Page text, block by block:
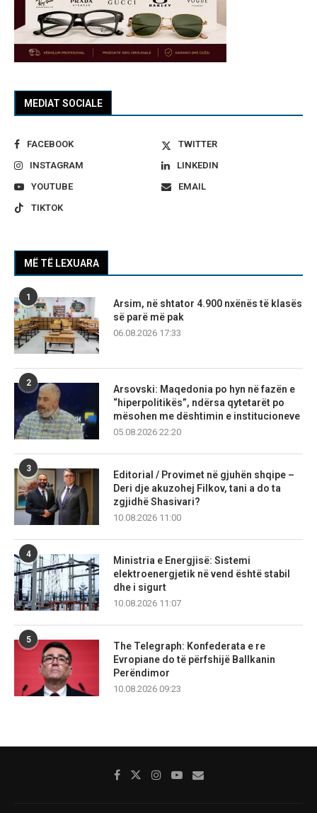
MEDIAT SOCIALE
FACEBOOK
TWITTER
INSTAGRAM
LINKEDIN
YOUTUBE
EMAIL
TIKTOK
MË TË LEXUARA
1
Arsim, në shtator 4.900 nxënës të klasës
së parë më pak
06.08.2026 17:33
2
Arsovski: Maqedonia po hyn në fazën e
“hiperpolitikës”, ndërsa qytetarët po
mësohen me dështimin e institucioneve
05.08.2026 22:20
3
Editorial / Provimet në gjuhën shqipe –
Deri dje akuzohej Filkov, tani a do ta
zgjidhë Shasivari?
10.08.2026 11:00
4
Ministria e Energjisë: Sistemi
elektroenergjetik në vend është stabil
dhe i sigurt
10.08.2026 11:07
5
The Telegraph: Konfederata e re
Evropiane do të përfshijë Ballkanin
Perëndimor
10.08.2026 09:23